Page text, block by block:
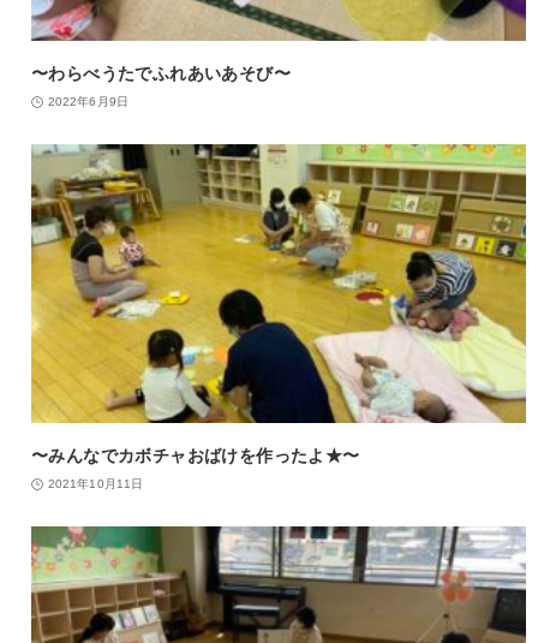
〜わらべうたでふれあいあそび〜
2022年6月9日
〜みんなでカボチャおばけを作ったよ★〜
2021年10月11日